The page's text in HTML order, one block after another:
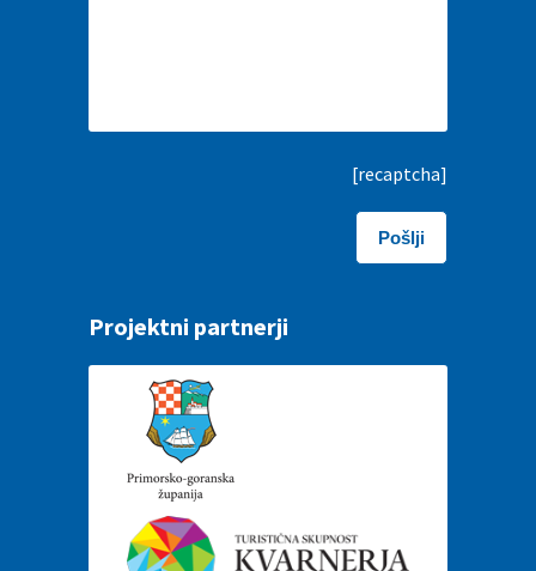
[recaptcha]
Projektni partnerji